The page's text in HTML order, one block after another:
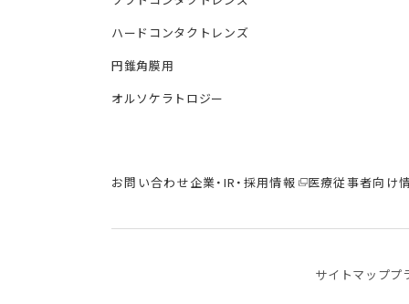
ハードコンタクトレンズ
円錐角膜用
オルソケラトロジー
お問い合わせ企業・IR・採用情報 医療従事者向け
サイトマッププ